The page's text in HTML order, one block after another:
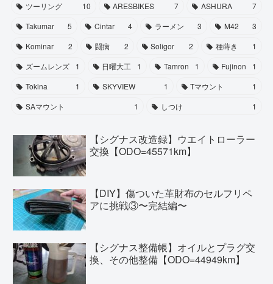
ツーリング
10 ARESBIKES 7 ASHURA
7
Takumar
5 Cintar 4 ラーメン 3 M42
3
Kominar
2 闘病 2 Soligor 2 種蒔き
1
ズームレンズ
1 日曜大工 1 Tamron 1 Fujinon
1
Tokina
1 SKYVIEW 1 Tマウント
1
SAマウント
1 しつけ 1
【シグナス改造録】ウエイトローラー
交換【ODO=45571km】
【DIY】傷ついた革財布のセルフリペ
アに挑戦③〜完結編〜
【シグナス整備帳】オイルとプラグ交
換、その他整備【ODO=44949km】